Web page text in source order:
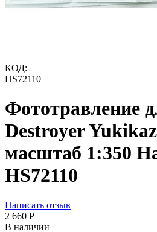
КОД:
HS72110
Фототравление
Destroyer
масштаб 1:350
HS72110
Написать отзыв
2 660 Р
В наличии